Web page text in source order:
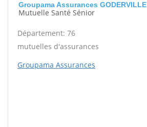
Groupama Assurances GODERVILLE
Mutuelle Santé Sénior
Département: 76
mutuelles d'assurances
Groupama Assurances